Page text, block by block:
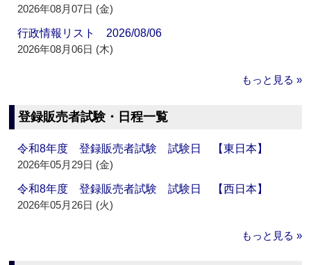
2026年08月07日 (金)
行政情報リスト 2026/08/06
2026年08月06日 (木)
もっと見る »
登録販売者試験・日程一覧
令和8年度 登録販売者試験 試験日 【東日本】
2026年05月29日 (金)
令和8年度 登録販売者試験 試験日 【西日本】
2026年05月26日 (火)
もっと見る »